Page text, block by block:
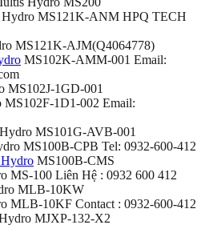
Hydro MS121K-ANM HPQ TECH
MS121K-AJM(Q4064778)
MS102K-AMM-001 Email:
MS102J-1GD-001
1D1-002 Email:
MS101G-AVB-001
MS100B-CPB Tel: 0932-600-412
MS100B-CMS
MS-100 Liên Hệ : 0932 600 412
MLB-10KW
MLB-10KF Contact : 0932-600-412
MJXP-132-X2